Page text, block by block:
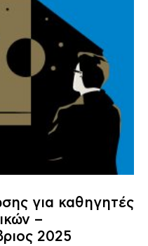
για καθηγητές
–
2025